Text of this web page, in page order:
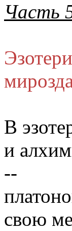
Часть
В
и
--
свою